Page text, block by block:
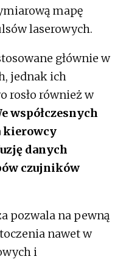
mapę
laserowych.
głównie w
jednak ich
rosło również w
współczesnych
kierowcy
danych
czujników
pozwala na pewną
nawet w
i